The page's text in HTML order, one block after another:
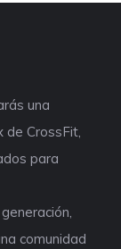
una
de CrossFit,
para
comunidad